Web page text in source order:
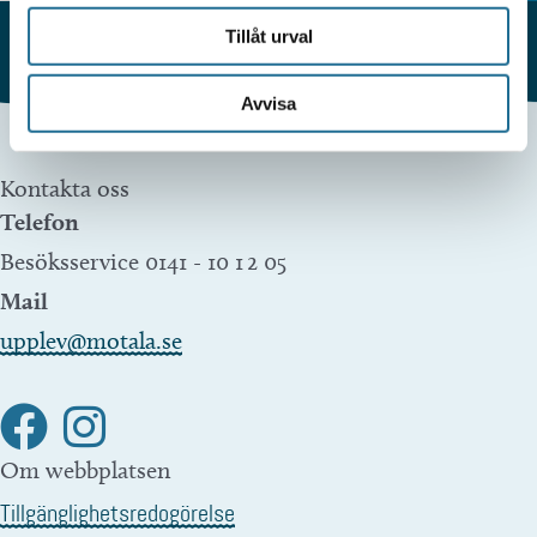
Tillåt urval
Avvisa
Kontakta oss
Telefon
Besöksservice 0141 - 10 1 2 05
Mail
upplev@motala.se
Om webbplatsen
Tillgänglighetsredogörelse